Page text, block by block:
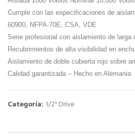
Cumple con las especificaciones de
60900, NFPA-70E, CSA, VDE
Serie profesional con aislamiento de larga
Recubrimientos de alta visibilidad en
Aislamiento de doble cubierta rojo sobre
Calidad garantizada – Hecho en Alemania
Categoría: 1/2" Drive